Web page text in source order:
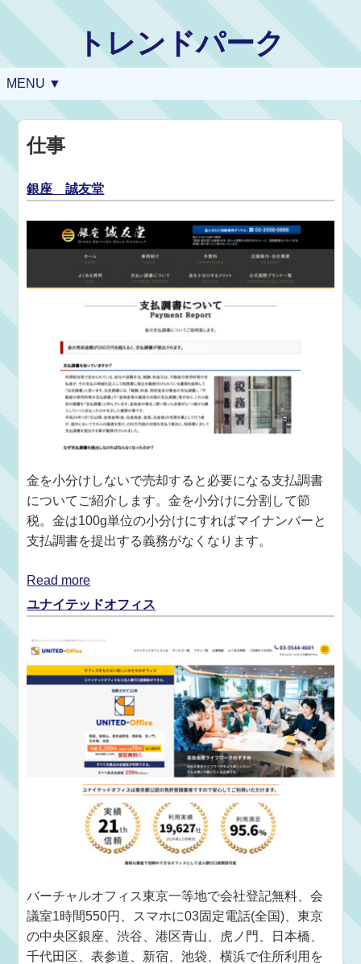
トレンドパーク
MENU ▼
仕事
銀座 誠友堂
金を小分けしないで売却すると必要になる支払調書
についてご紹介します。金を小分けに分割して節
税。金は100g単位の小分けにすればマイナンバーと
支払調書を提出する義務がなくなります。
Read more
ユナイテッドオフィス
バーチャルオフィス東京一等地で会社登記無料、会
議室1時間550円、スマホに03固定電話(全国)、東京
の中央区銀座、渋谷、港区青山、虎ノ門、日本橋、
千代田区、表参道、新宿、池袋、横浜で住所利用を